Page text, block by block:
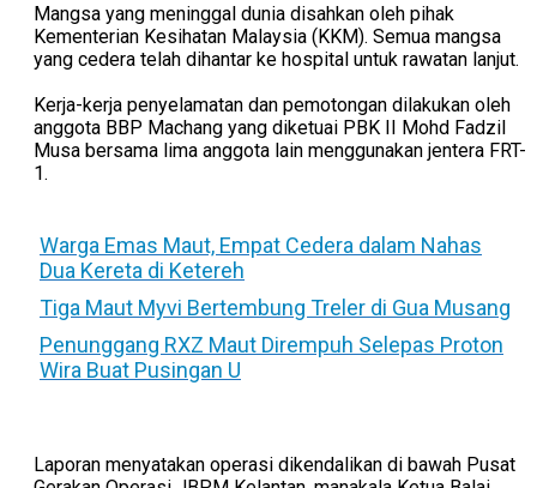
Mangsa yang meninggal dunia disahkan oleh pihak
Kementerian Kesihatan Malaysia (KKM). Semua mangsa
yang cedera telah dihantar ke hospital untuk rawatan lanjut.
Kerja-kerja penyelamatan dan pemotongan dilakukan oleh
anggota BBP Machang yang diketuai PBK II Mohd Fadzil
Musa bersama lima anggota lain menggunakan jentera FRT-
1.
Warga Emas Maut, Empat Cedera dalam Nahas
Dua Kereta di Ketereh
Tiga Maut Myvi Bertembung Treler di Gua Musang
Penunggang RXZ Maut Dirempuh Selepas Proton
Wira Buat Pusingan U
Laporan menyatakan operasi dikendalikan di bawah Pusat